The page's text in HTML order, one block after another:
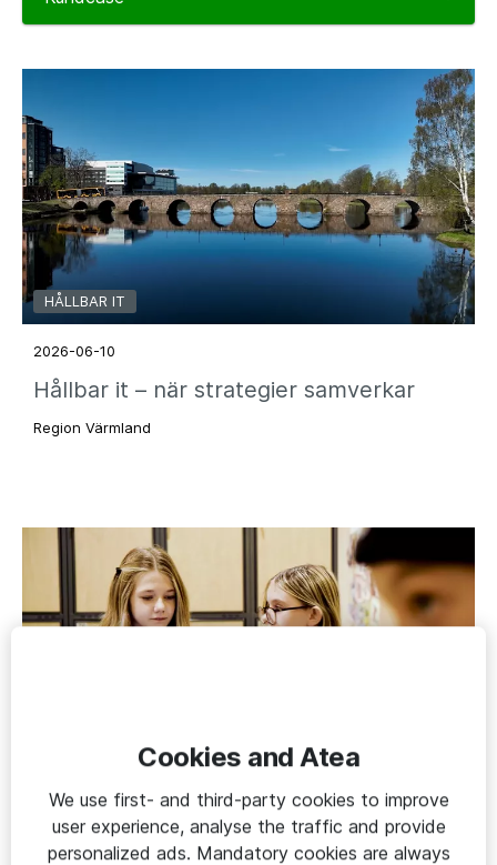
HÅLLBAR IT
2026-06-10
Hållbar it – när strategier samverkar
Region Värmland
2026-06-08
Parkdalaskolan – när elever driver
Cookies and Atea
We use first- and third-party cookies to improve
user experience, analyse the traffic and provide
personalized ads. Mandatory cookies are always